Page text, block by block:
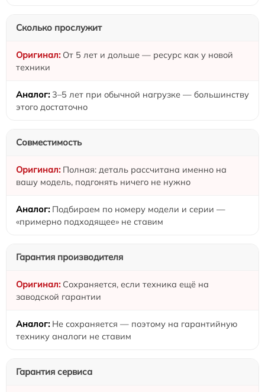
Сколько прослужит
От 5 лет и дольше — ресурс как у новой
техники
3–5 лет при обычной нагрузке — большинству
этого достаточно
Совместимость
Полная: деталь рассчитана именно на
вашу модель, подгонять ничего не нужно
Подбираем по номеру модели и серии —
«примерно подходящее» не ставим
Гарантия производителя
Сохраняется, если техника ещё на
заводской гарантии
Не сохраняется — поэтому на гарантийную
технику аналоги не ставим
Гарантия сервиса